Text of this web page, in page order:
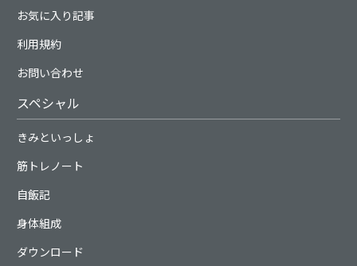
お気に入り記事
利用規約
お問い合わせ
スペシャル
きみといっしょ
筋トレノート
自飯記
身体組成
ダウンロード